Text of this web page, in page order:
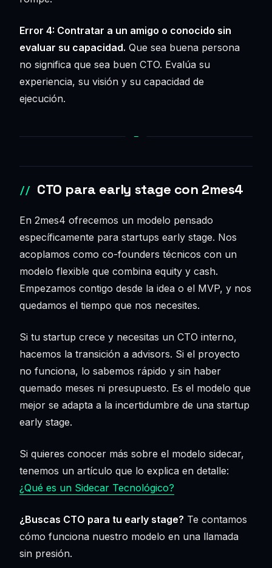
Error 4: Contratar a un amigo o conocido sin
evaluar su capacidad. Que sea buena persona
no significa que sea buen CTO. Evalúa su
experiencia, su visión y su capacidad de
ejecución.
CTO para early stage con 2mes4
En 2mes4 ofrecemos un modelo pensado
específicamente para startups early stage. Nos
acoplamos como co-founders técnicos con un
modelo flexible que combina equity y cash.
Empezamos contigo desde la idea o el MVP, y nos
quedamos el tiempo que nos necesites.
Si tu startup crece y necesitas un CTO interno,
hacemos la transición a advisors. Si el proyecto
no funciona, lo sabemos rápido y sin haber
quemado meses ni presupuesto. Es el modelo que
mejor se adapta a la incertidumbre de una startup
early stage.
Si quieres conocer más sobre el modelo sidecar,
tenemos un artículo que lo explica en detalle:
¿Qué es un Sidecar Tecnológico?
¿Buscas CTO para tu early stage? Te contamos
cómo funciona nuestro modelo en una llamada
sin presión.